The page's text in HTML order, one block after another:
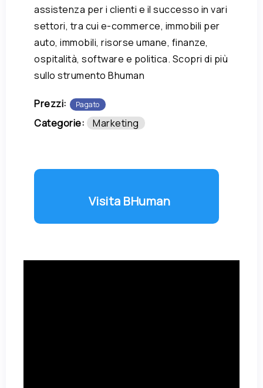
assistenza per i clienti e il successo in vari
settori, tra cui e-commerce, immobili per
auto, immobili, risorse umane, finanze,
ospitalità, software e politica. Scopri di più
sullo strumento Bhuman
Prezzi: Pagato
Categorie: Marketing
Visita BHuman